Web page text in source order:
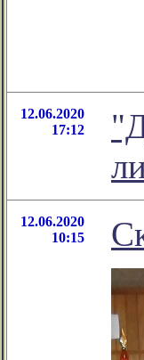
12.06.2020
17:12
12.06.2020
10:15